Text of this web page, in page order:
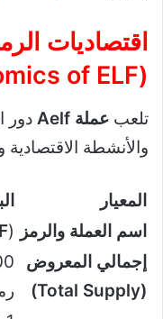
اقتصاديات
(Tokenomics of ELF)
تلعب عملة Aelf
دور
والأنشطة
المعيار
اسم العملة والرمز )
إجمالي المعروض
(Total Supply)